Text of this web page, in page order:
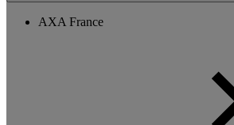
AXA France